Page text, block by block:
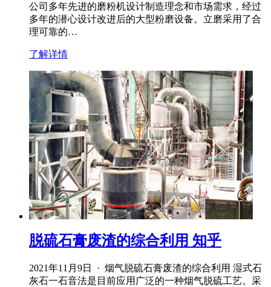
公司多年先进的磨粉机设计制造理念和市场需求，经过
多年的潜心设计改进后的大型粉磨设备。立磨采用了合
理可靠的…
了解详情
脱硫石膏废渣的综合利用 知乎
2021年11月9日 · 烟气脱硫石膏废渣的综合利用 湿式石
灰石一石音法是目前应用广泛的一种烟气脱硫工艺。采